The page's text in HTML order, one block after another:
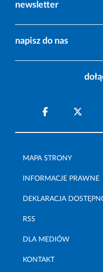
newsletter
napisz do nas
MAPA STRONY
INFORMACJE PRAWNE
DEKLARACJA
RSS
DLA MEDIÓW
KONTAKT